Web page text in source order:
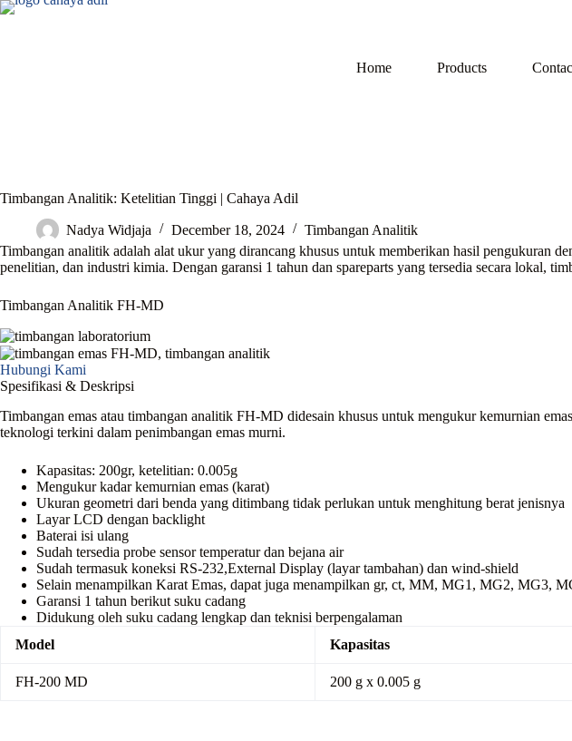
Skip
Home
Products
Timbangan Analitik: Ketelitian Tinggi | Cahaya Adil
Nadya Widjaja December 18, 2024
Timbangan Analitik
Timbangan analitik adalah alat ukur yang dirancang khusus untuk memberikan hasil pengukuran
penelitian, dan industri kimia. Dengan garansi 1 tahun dan spareparts yang tersedia secara lokal,
Timbangan Analitik FH-MD
Hubungi Kami
Spesifikasi & Deskripsi
Timbangan emas atau timbangan analitik FH-MD didesain khusus untuk mengukur kemurnian
teknologi terkini dalam penimbangan emas murni.
Kapasitas: 200gr, ketelitian: 0.005g
Mengukur kadar kemurnian emas (karat)
Ukuran geometri dari benda yang ditimbang tidak perlukan untuk menghitung berat jenisnya
Layar LCD dengan backlight
Baterai isi ulang
Sudah tersedia probe sensor temperatur dan bejana air
Sudah termasuk koneksi RS-232,External Display (layar tambahan) dan wind-shield
Selain menampilkan Karat Emas, dapat juga menampilkan gr, ct, MM, MG1, MG2, MG3,
Garansi 1 tahun berikut suku cadang
Didukung oleh suku cadang lengkap dan teknisi berpengalaman
Model
Kapasitas
FH-200 MD 200 g x 0.005 g